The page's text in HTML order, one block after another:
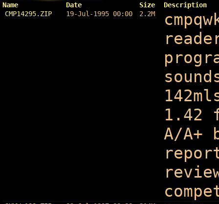
Name Date Size
Description
CMP14295.ZIP
19-Jul-1995 00:00 2.2M
1.42
A/A+